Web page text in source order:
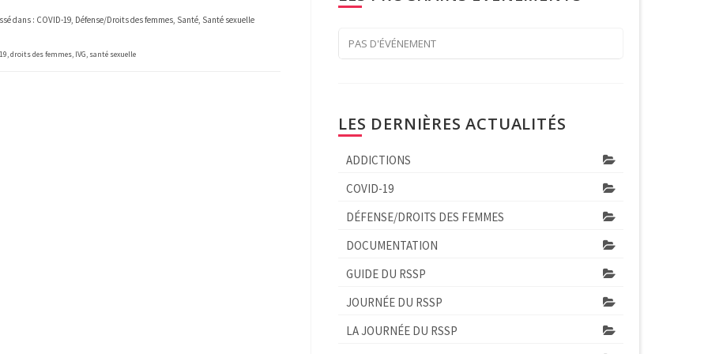
dans : COVID-19, Défense/Droits des femmes, Santé, Santé sexuelle
,droits des femmes, IVG, santé sexuelle
PAS D'ÉVÉNEMENT
LES DERNIÈRES ACTUALITÉS
ADDICTIONS
COVID-19
DÉFENSE/DROITS DES FEMMES
DOCUMENTATION
GUIDE DU RSSP
JOURNÉE DU RSSP
LA JOURNÉE DU RSSP